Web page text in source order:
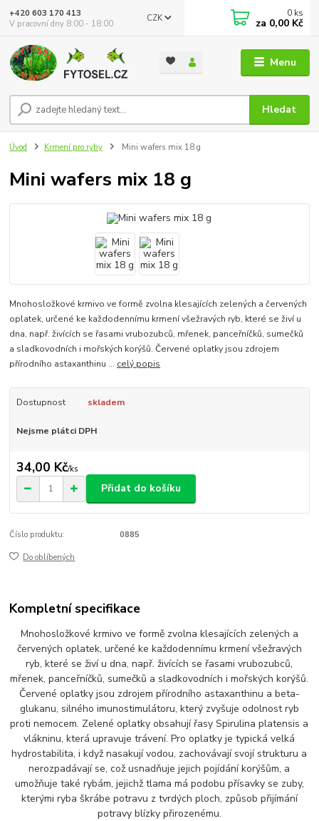
Menu
CZK
Hledat
+420 603 170 413
V pracovní dny 8:00 - 18:00
0 ks
za 0,00 Kč
Úvod Krmení pro ryby Mini wafers mix 18 g
Mini wafers mix 18 g
Mnohosložkové krmivo ve formě zvolna klesajících zelených a červených
oplatek, určené ke každodennímu krmení všežravých ryb, které se živí u
dna, např. živících se řasami vrubozubců, mřenek, panceřníčků, sumečků
a sladkovodních i mořských korýšů. Červené oplatky jsou zdrojem
přírodního astaxanthinu ... celý popis
Dostupnost skladem
Nejsme plátci DPH
34,00 Kč/ks
Přidat do košíku
Číslo produktu: 0885
Do oblíbených
Kompletní specifikace
Mnohosložkové krmivo ve formě zvolna klesajících zelených a
červených oplatek, určené ke každodennímu krmení všežravých
ryb, které se živí u dna, např. živících se řasami vrubozubců,
mřenek, panceřníčků, sumečků a sladkovodních i mořských korýšů.
Červené oplatky jsou zdrojem přírodního astaxanthinu a beta-
glukanu, silného imunostimulátoru, který zvyšuje odolnost ryb
proti nemocem. Zelené oplatky obsahují řasy Spirulina platensis a
vlákninu, která upravuje trávení. Pro oplatky je typická velká
hydrostabilita, i když nasakují vodou, zachovávají svojí strukturu a
nerozpadávají se, což usnadňuje jejich pojídání korýšům, a
umožňuje také rybám, jejichž tlama má podobu přísavky se zuby,
kterými ryba škrábe potravu z tvrdých ploch, způsob přijímání
potravy blízky přirozenému.